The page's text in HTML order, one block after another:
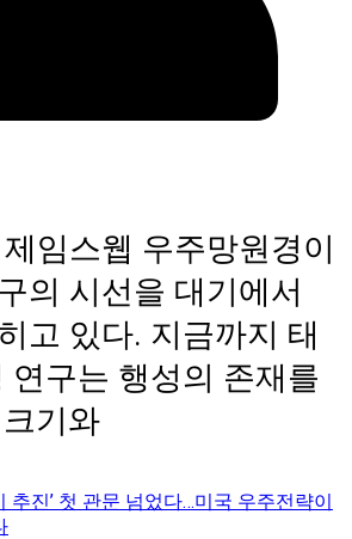
임스웹 우주망원경이
의 시선을 대기에서
고 있다. 지금까지 태
연구는 행성의 존재를
기와